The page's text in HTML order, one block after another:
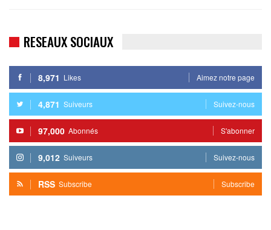
RESEAUX SOCIAUX
8,971 Likes Aimez notre page
4,871 Suiveurs Suivez-nous
97,000 Abonnés S'abonner
9,012 Suiveurs Suivez-nous
RSS Subscribe Subscribe